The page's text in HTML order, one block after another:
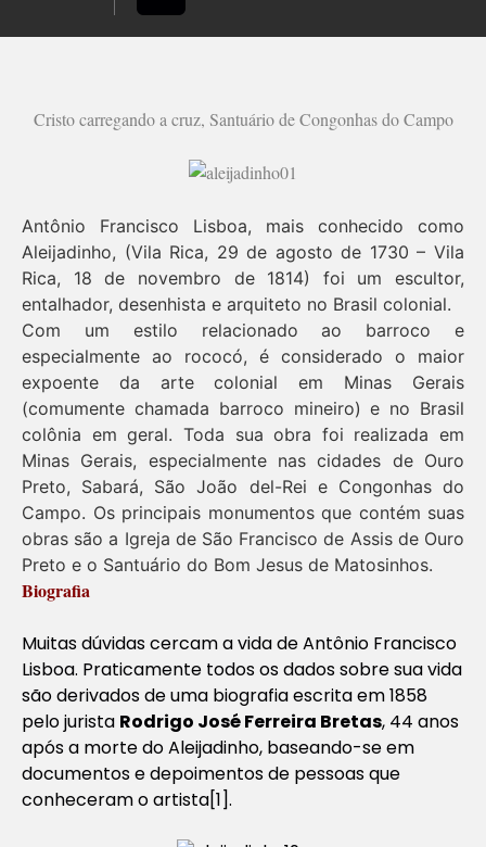
Cristo carregando a cruz, Santuário de Congonhas do Campo
Antônio Francisco Lisboa, mais conhecido como
Aleijadinho, (Vila Rica, 29 de agosto de 1730 – Vila
Rica, 18 de novembro de 1814) foi um escultor,
entalhador, desenhista e arquiteto no Brasil colonial.
Com um estilo relacionado ao barroco e
especialmente ao rococó, é considerado o maior
expoente da arte colonial em Minas Gerais
(comumente chamada barroco mineiro) e no Brasil
colônia em geral. Toda sua obra foi realizada em
Minas Gerais, especialmente nas cidades de Ouro
Preto, Sabará, São João del-Rei e Congonhas do
Campo. Os principais monumentos que contém suas
obras são a Igreja de São Francisco de Assis de Ouro
Preto e o Santuário do Bom Jesus de Matosinhos.
Biografia
Muitas dúvidas cercam a vida de Antônio Francisco
Lisboa. Praticamente todos os dados sobre sua vida
são derivados de uma biografia escrita em 1858
pelo jurista Rodrigo José Ferreira Bretas, 44 anos
após a morte do Aleijadinho, baseando-se em
documentos e depoimentos de pessoas que
conheceram o artista[1].